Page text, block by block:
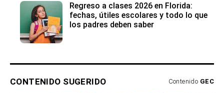
Regreso a clases 2026 en Florida:
fechas, útiles escolares y todo lo que
los padres deben saber
CONTENIDO SUGERIDO Contenido GEC